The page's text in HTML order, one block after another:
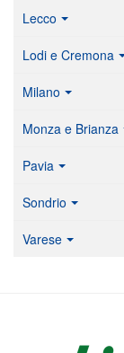
Lecco
Lodi e Cremona
Milano
Monza e Brianza
Pavia
Sondrio
Varese